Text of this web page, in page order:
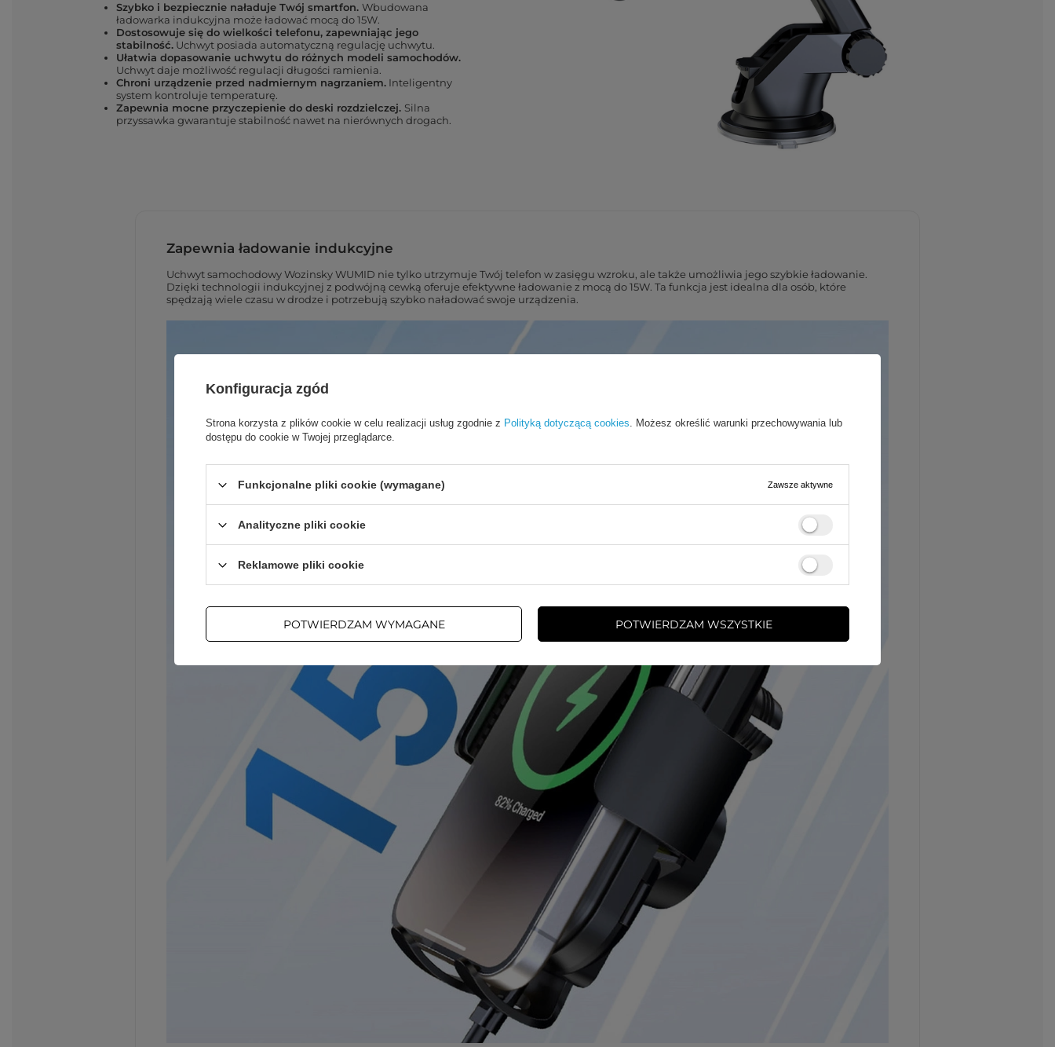
Szybko i bezpiecznie naładuje Twój smartfon. Wbudowana
ładowarka indukcyjna może ładować mocą do 15W.
Dostosowuje się do wielkości telefonu, zapewniając jego
stabilność. Uchwyt posiada automatyczną regulację uchwytu.
Ułatwia dopasowanie uchwytu do różnych modeli samochodów.
Uchwyt daje możliwość regulacji długości ramienia.
Chroni urządzenie przed nadmiernym nagrzaniem. Inteligentny
system kontroluje temperaturę.
Zapewnia mocne przyczepienie do deski rozdzielczej. Silna
przyssawka gwarantuje stabilność nawet na nierównych drogach.
Zapewnia ładowanie indukcyjne
Uchwyt samochodowy Wozinsky WUMID nie tylko utrzymuje Twój telefon w zasięgu wzroku, ale także umożliwia jego szybkie ładowanie.
Dzięki technologii indukcyjnej z podwójną cewką oferuje efektywne ładowanie z mocą do 15W. Ta funkcja jest idealna dla osób, które
spędzają wiele czasu w drodze i potrzebują szybko naładować swoje urządzenia.
Konfiguracja zgód
Strona korzysta z plików cookie w celu realizacji usług zgodnie z Polityką dotyczącą cookies. Możesz określić warunki przechowywania lub
dostępu do cookie w Twojej przeglądarce.
Funkcjonalne pliki cookie (wymagane) Zawsze aktywne
Analityczne pliki cookie
Reklamowe pliki cookie
POTWIERDZAM WYMAGANE POTWIERDZAM WSZYSTKIE